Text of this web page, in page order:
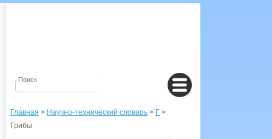
Главная > Научно-технический словарь > Г >
Грибы